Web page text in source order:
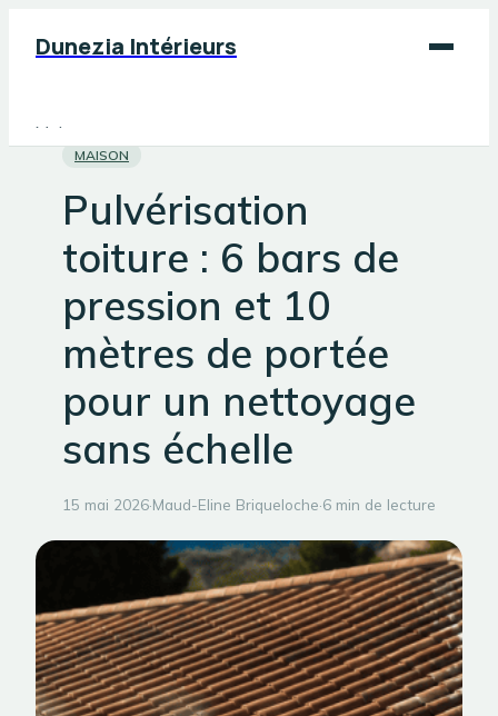
Dunezia Intérieurs
Maison
Jardinage
Bricolage
MAISON
Pulvérisation
toiture : 6 bars de
pression et 10
mètres de portée
pour un nettoyage
sans échelle
15 mai 2026·Maud-Eline Briqueloche·6 min de lecture